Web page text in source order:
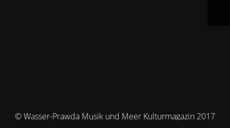
© Wasser-Prawda Musik und Meer Kulturmagazin 2017